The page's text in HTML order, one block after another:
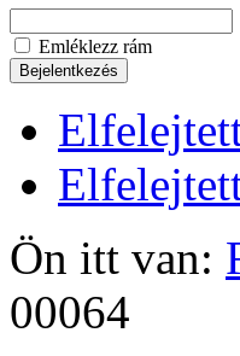
Emléklezz rám
Ön itt van:
00064